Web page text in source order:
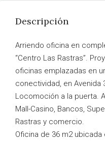
Descripción
Arriendo oficina en
“Centro Las Rastras”.
oficinas emplazadas en
conectividad, en Avenida
Locomoción a la puerta.
Mall-Casino, Bancos,
Rastras y comercio.
Oficina de 36 m2